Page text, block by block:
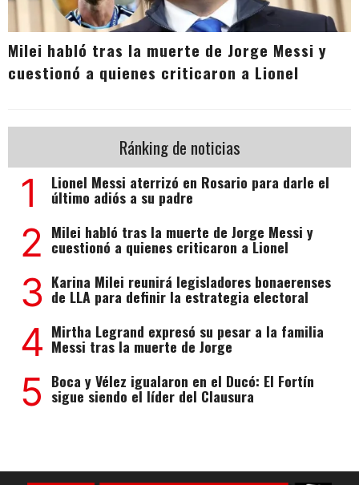
Milei habló tras la muerte de Jorge Messi y
cuestionó a quienes criticaron a Lionel
Ránking de noticias
1 Lionel Messi aterrizó en Rosario para darle el
último adiós a su padre
2 Milei habló tras la muerte de Jorge Messi y
cuestionó a quienes criticaron a Lionel
3 Karina Milei reunirá legisladores bonaerenses
de LLA para definir la estrategia electoral
4 Mirtha Legrand expresó su pesar a la familia
Messi tras la muerte de Jorge
5 Boca y Vélez igualaron en el Ducó: El Fortín
sigue siendo el líder del Clausura